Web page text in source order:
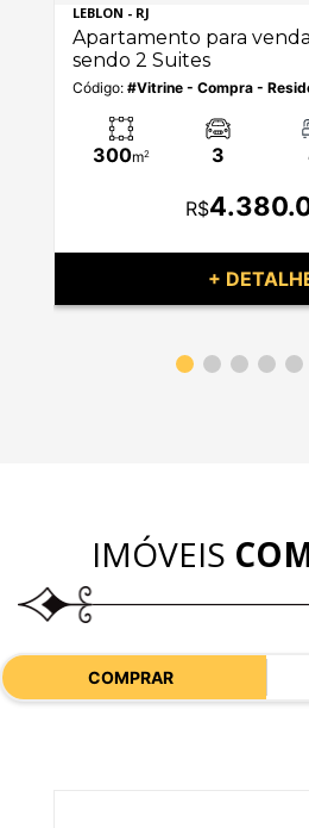
LEBLON - RJ
Apartamento para
sendo 2 Suites
Código: #Vitrine - Compra -
300m2 3
R$
+
IMÓVEIS
COMPRAR